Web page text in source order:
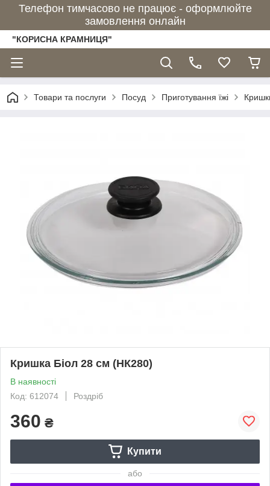
Телефон тимчасово не працює - оформлюйте
замовлення онлайн
"КОРИСНА КРАМНИЦЯ"
Товари та послуги Посуд Приготування їжі
Кришка Біол 28 см (НК280)
В наявності
Код: 612074
Роздріб
360 ₴
Купити
або